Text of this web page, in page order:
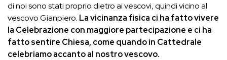
di noi sono stati proprio dietro ai vescovi, quindi vicino al
vescovo Gianpiero. La vicinanza fisica ci ha fatto vivere
la Celebrazione con maggiore partecipazione e ci ha
fatto sentire Chiesa, come quando in Cattedrale
celebriamo accanto al nostro vescovo.